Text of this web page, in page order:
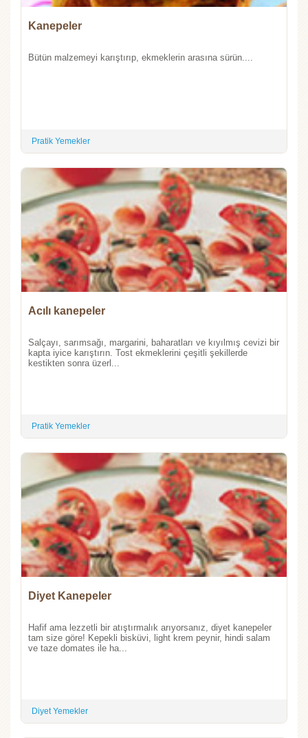
Kanepeler
Bütün malzemeyi karıştırıp, ekmeklerin arasına sürün....
Pratik Yemekler
Acılı kanepeler
Salçayı, sarımsağı, margarini, baharatları ve kıyılmış cevizi bir
kapta iyice karıştırın. Tost ekmeklerini çeşitli şekillerde
kestikten sonra üzerl...
Pratik Yemekler
Diyet Kanepeler
Hafif ama lezzetli bir atıştırmalık arıyorsanız, diyet kanepeler
tam size göre! Kepekli bisküvi, light krem peynir, hindi salam
ve taze domates ile ha...
Diyet Yemekler